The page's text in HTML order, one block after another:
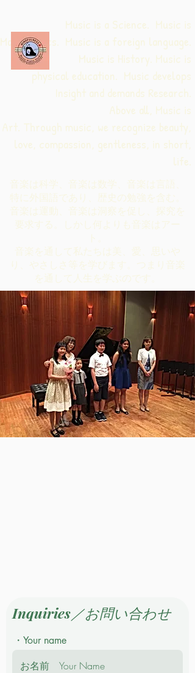
音楽は科学、音楽は数学、音楽は言語、
特に外国語であり、歴史の勉強を含む。
音楽は運動、音楽は洞察を促し、探究を
要求する。しかし何よりも音楽はアー
ト。
音楽を通して私たちは美、愛、思いや
り、やさしさ等を学びます。つまり音楽
を通して人生を学ぶのです。
Music is a Science. Music is
Mathematics. Music is a foreign language.
Music is History. Music is
physical education. Music develops
Insight and demands Research.
Above all, Music is
Art. Through music, we recognize beauty,
love, compassion, gentleness, in short,
life.
Inquiries／お問い合わせ
・Your name